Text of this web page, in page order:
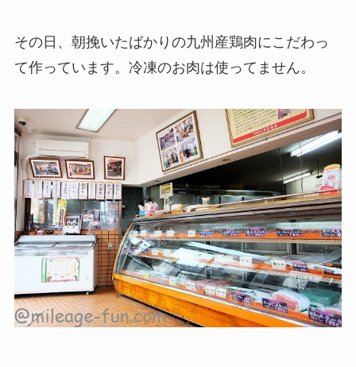
その日、朝挽いたばかりの九州産鶏肉にこだわっ
て作っています。冷凍のお肉は使ってません。